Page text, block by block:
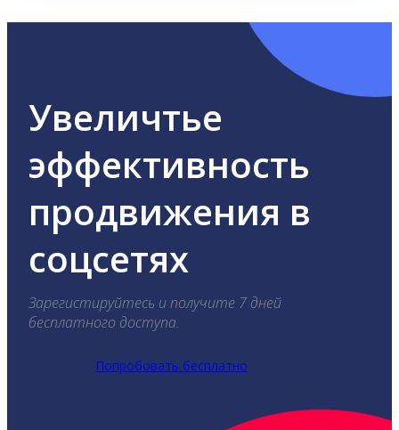
Увеличтье
эффективность
продвижения в
соцсетях
Зарегистируйтесь и получите 7 дней
бесплатного доступа.
Попробовать бесплатно